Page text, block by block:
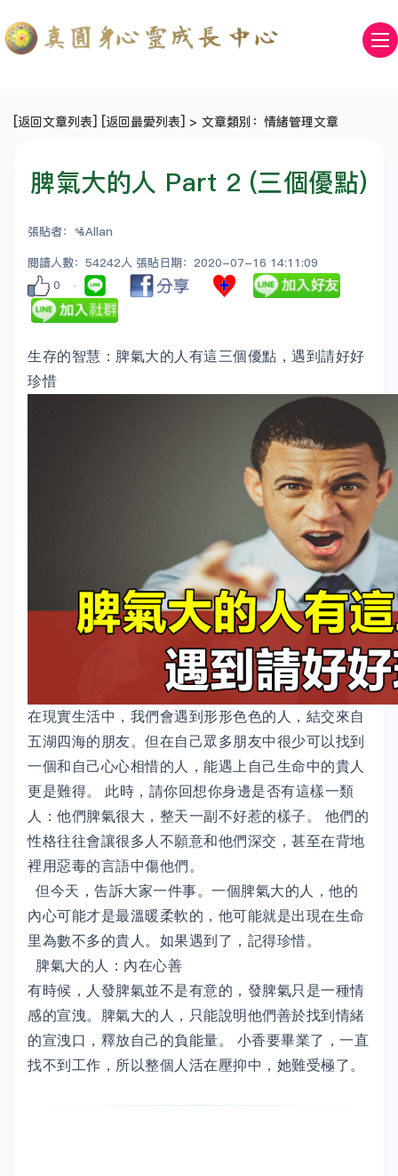
[返回文章列表] [返回最愛列表] > 文章類別：情緒管理文章
脾氣大的人 Part 2 (三個優點)
張貼者：🛂Allan
閱讀人數：54242人 張貼日期：2020-07-16 14:11:09
0
生存的智慧：脾氣大的人有這三個優點，遇到請好好
珍惜
在現實生活中，我們會遇到形形色色的人，結交來自
五湖四海的朋友。但在自己眾多朋友中很少可以找到
一個和自己心心相惜的人，能遇上自己生命中的貴人
更是難得。 此時，請你回想你身邊是否有這樣一類
人：他們脾氣很大，整天一副不好惹的樣子。 他們的
性格往往會讓很多人不願意和他們深交，甚至在背地
裡用惡毒的言語中傷他們。
但今天，告訴大家一件事。一個脾氣大的人，他的
內心可能才是最溫暖柔軟的，他可能就是出現在生命
里為數不多的貴人。如果遇到了，記得珍惜。
脾氣大的人：內在心善
有時候，人發脾氣並不是有意的，發脾氣只是一種情
感的宣洩。脾氣大的人，只能說明他們善於找到情緒
的宣洩口，釋放自己的負能量。 小香要畢業了，一直
找不到工作，所以整個人活在壓抑中，她難受極了。